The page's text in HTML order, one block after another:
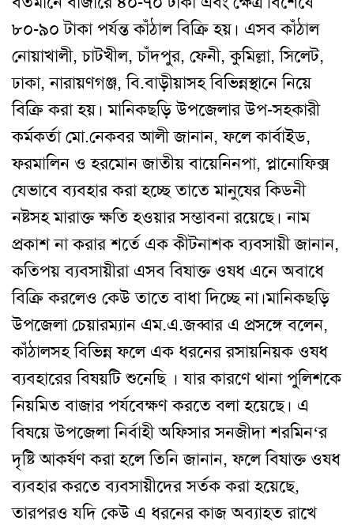
৮০-৯০ টাকা পর্যন্ত কাঁঠাল বিক্রি হয়। এসব কাঁঠাল
নোয়াখালী, চাটখীল, চাঁদপুর, ফেনী, কুমিল্লা, সিলেট,
ঢাকা, নারায়ণগঞ্জ, বি.বাড়ীয়াসহ বিভিন্নস্থানে নিয়ে
বিক্রি করা হয়। মানিকছড়ি উপজেলার উপ-সহকারী
কর্মকর্তা মো.নেকবর আলী জানান, ফলে কার্বাইড,
ফরমালিন ও হরমোন জাতীয় বায়েনিনপা, প্লানোফিক্স
যেভাবে ব্যবহার করা হচ্ছে তাতে মানুষের কিডনী
নষ্টসহ মারাক্ত ক্ষতি হওয়ার সম্ভাবনা রয়েছে। নাম
প্রকাশ না করার শর্তে এক কীটনাশক ব্যবসায়ী জানান,
কতিপয় ব্যবসায়ীরা এসব বিষাক্ত ওষধ এনে অবাধে
বিক্রি করলেও কেউ তাতে বাধা দিচ্ছে না।মানিকছড়ি
উপজেলা চেয়ারম্যান এম.এ.জব্বার এ প্রসঙ্গে বলেন,
কাঁঠালসহ বিভিন্ন ফলে এক ধরনের রসায়নিয়ক ওষধ
ব্যবহারের বিষয়টি শুনেছি । যার কারণে থানা পুলিশকে
নিয়মিত বাজার পর্যবেক্ষণ করতে বলা হয়েছে। এ
বিষয়ে উপজেলা নির্বাহী অফিসার সনজীদা শরমিন‘র
দৃষ্টি আকর্ষণ করা হলে তিনি জানান, ফলে বিষাক্ত ওষধ
ব্যবহার করতে ব্যবসায়ীদের সর্তক করা হয়েছে,
তারপরও যদি কেউ এ ধরনের কাজ অব্যাহত রাখে